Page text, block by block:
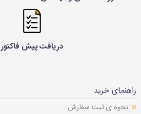
دریافت پیش فاکتور
راهنمای خرید
نحوه ی ثبت سفارش